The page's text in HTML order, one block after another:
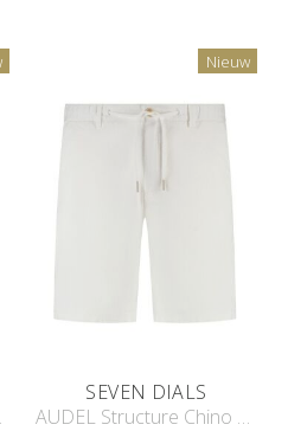
SEVEN DIALS
AUDEL Structure Chino Short
Nieuw